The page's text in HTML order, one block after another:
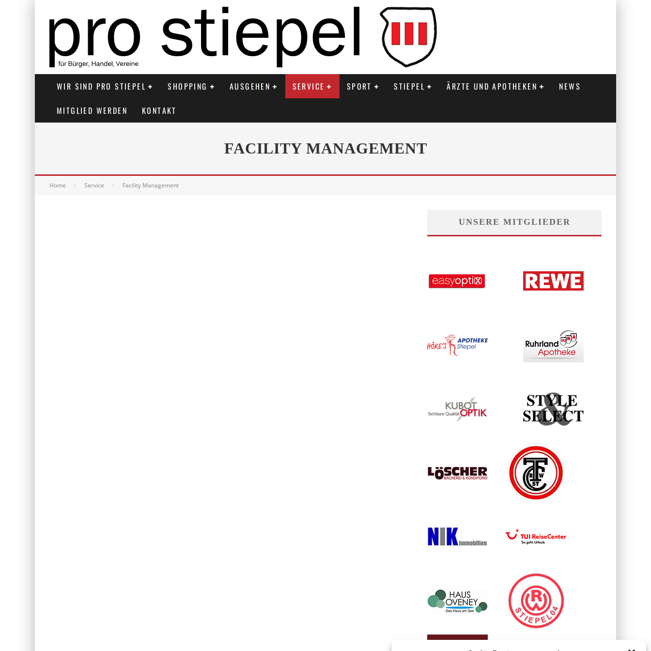
WIR SIND PRO STIEPEL SHOPPING AUSGEHEN SERVICE SPORT STIEPEL ÄRZTE UND APOTHEKEN NEWS
MITGLIED WERDEN KONTAKT
FACILITY MANAGEMENT
Home Service Facility Management
UNSERE MITGLIEDER